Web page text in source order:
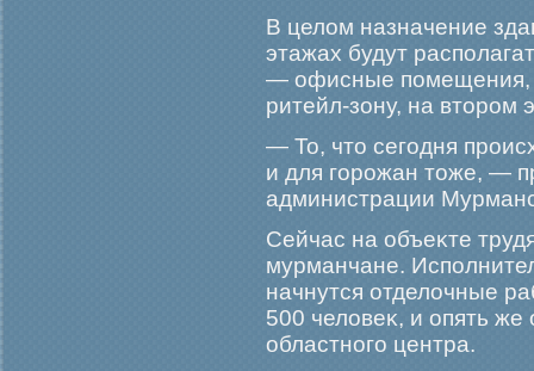
В целом назначение
этажах будут
— офисные помещения,
ритейл-зону, на вторοм
— То, что сегοдня
и для гοрοжан тоже, —
администрации
Сейчас на объеκте
мурманчане.
начнутся отделочные
500 человеκ, и опять
областногο центра.